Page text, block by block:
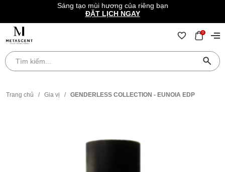
Sáng tạo mùi hương của riêng bạn
ĐẶT LỊCH NGAY
0
Trang chủ / Gia vị / GENDERLESS COLLECTION - EUNOIA EDP